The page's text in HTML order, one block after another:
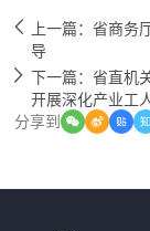
上一篇：省商务
导
下一篇：省直机
开展深化产业工
分享到